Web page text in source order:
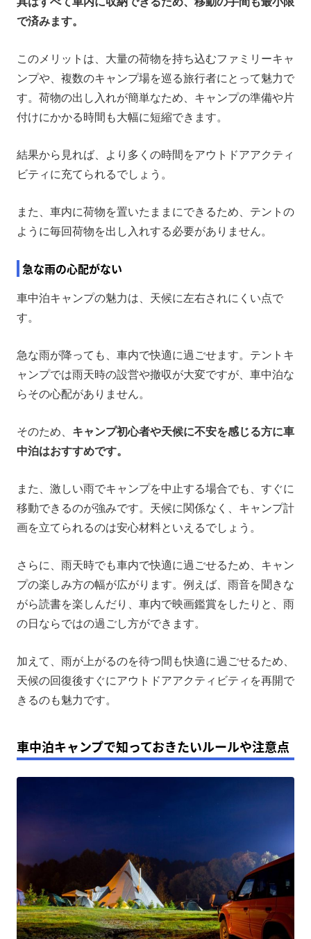
で済みます。
このメリットは、大量の荷物を持ち込むファミリーキャ
ンプや、複数のキャンプ場を巡る旅行者にとって魅力で
す。荷物の出し入れが簡単なため、キャンプの準備や片
付けにかかる時間も大幅に短縮できます。
結果から見れば、より多くの時間をアウトドアアクティ
ビティに充てられるでしょう。
また、車内に荷物を置いたままにできるため、テントの
ように毎回荷物を出し入れする必要がありません。
急な雨の心配がない
車中泊キャンプの魅力は、天候に左右されにくい点で
す。
急な雨が降っても、車内で快適に過ごせます。テントキ
ャンプでは雨天時の設営や撤収が大変ですが、車中泊な
らその心配がありません。
そのため、 キャンプ初心者や天候に不安を感じる方に車
中泊はおすすめです。
また、激しい雨でキャンプを中止する場合でも、すぐに
移動できるのが強みです。天候に関係なく、キャンプ計
画を立てられるのは安心材料といえるでしょう。
さらに、雨天時でも車内で快適に過ごせるため、キャン
プの楽しみ方の幅が広がります。例えば、雨音を聞きな
がら読書を楽しんだり、車内で映画鑑賞をしたりと、雨
の日ならではの過ごし方ができます。
加えて、雨が上がるのを待つ間も快適に過ごせるため、
天候の回復後すぐにアウトドアアクティビティを再開で
きるのも魅力です。
車中泊キャンプで知っておきたいルールや注意点